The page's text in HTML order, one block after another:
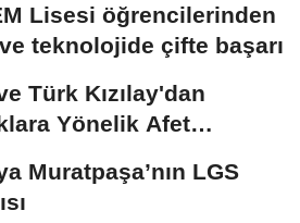
Lisesi öğrencilerinden
teknolojide çifte başarı
Türk Kızılay'dan
Yönelik Afet
Muratpaşa’nın LGS